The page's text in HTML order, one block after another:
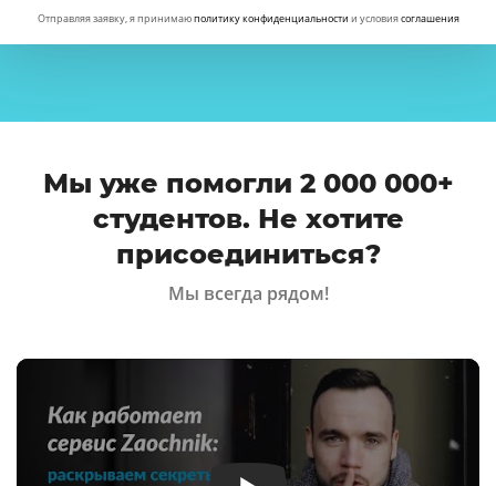
Отправляя заявку, я принимаюполитику конфиденциальности и условиясоглашения
Мы уже помогли 2 000 000+
студентов. Не хотите
присоединиться?
Мы всегда рядом!